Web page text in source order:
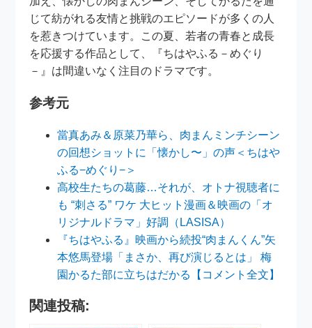
じて紡がれる友情と挑戦のエピソードが多くの人
を惹きつけています。この夏、若者の青春と成長
を応援する作品として、『ちはやふる－めぐり
－』は間違いなく注目のドラマです。
参考元
當真あみ＆原菜乃華ら、肉まんミンチシーン
の回想ショットに「懐かし〜」の声＜ちはや
ふる−めぐり−＞
高校生たちの葛藤…それが、オトナ視聴者に
も “刺さる” ワケ 大ヒット漫画＆映画の「オ
リジナルドラマ」好調（LASISA）
『ちはやふる』映画から続投“肉まんくん”矢
本悠馬登場「まさか、再び演じるとは」 梅
園かるた部に立ちはだかる【コメント全文】
関連投稿: